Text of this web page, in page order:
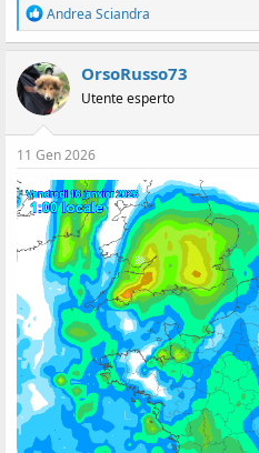
R
e
a
z
i
o
n
i
:
Andrea Sciandra
OrsoRusso73
Utente esperto
11 Gen 2026